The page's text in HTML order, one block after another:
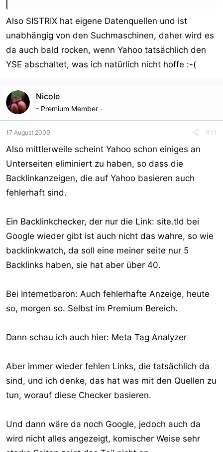
Also SISTRIX hat eigene Datenquellen und ist
unabhängig von den Suchmaschinen, daher wird es
da auch bald rocken, wenn Yahoo tatsächlich den
YSE abschaltet, was ich natürlich nicht hoffe :-(
Nicole
- Premium Member -
17 August 2009 #11
Also mittlerweile scheint Yahoo schon einiges an
Unterseiten eliminiert zu haben, so dass die
Backlinkanzeigen, die auf Yahoo basieren auch
fehlerhaft sind.
Ein Backlinkchecker, der nur die Link: site.tld bei
Google wieder gibt ist auch nicht das wahre, so wie
backlinkwatch, da soll eine meiner seite nur 5
Backlinks haben, sie hat aber über 40.
Bei Internetbaron: Auch fehlerhafte Anzeige, heute
so, morgen so. Selbst im Premium Bereich.
Dann schau ich auch hier: Meta Tag Analyzer
Aber immer wieder fehlen Links, die tatsächlich da
sind, und ich denke, das hat was mit den Quellen zu
tun, worauf diese Checker basieren.
Und dann wäre da noch Google, jedoch auch da
wird nicht alles angezeigt, komischer Weise sehr